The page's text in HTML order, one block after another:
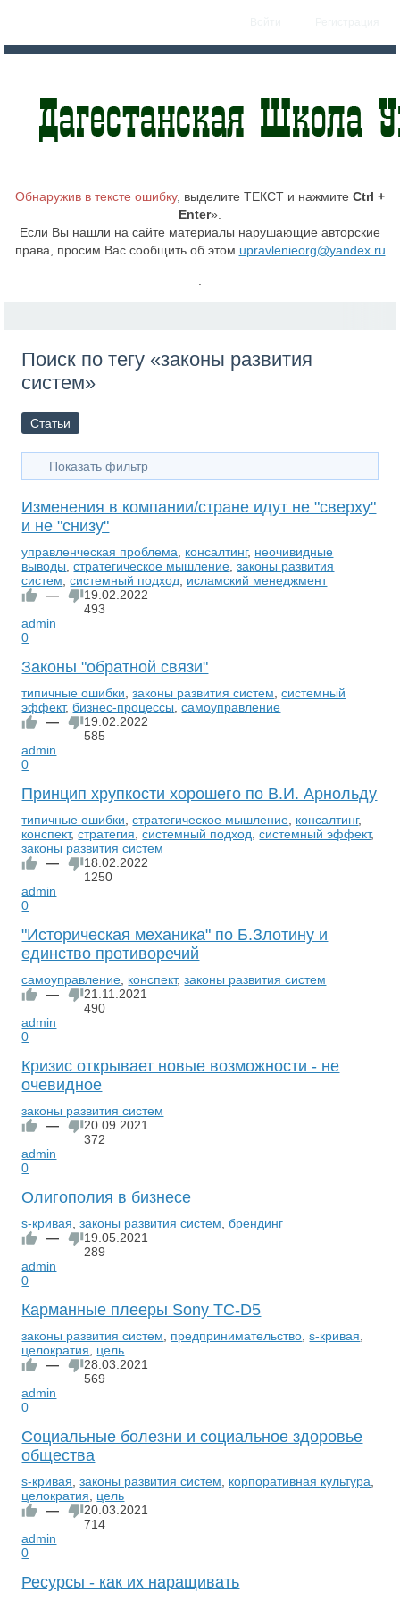
Обнаружив в тексте ошибку, выделите ТЕКСТ и нажмите Ctrl +
Enter».
Если Вы нашли на сайте материалы нарушающие авторские
права, просим Вас сообщить об этом upravlenieorg@yandex.ru
Поиск по тегу «законы развития
систем»
Статьи
Показать фильтр
Изменения в компании/стране идут не "сверху"
и не "снизу"
управленческая проблема консалтинг, неочивидные
выводы ,стратегическое мышление ,законы развития
систем ,системный подход
исламский менеджмент
—
19.02.2022
493
admin
0
Законы "обратной связи"
типичные ошибки ,законы развития систем ,системный
эффект,бизнес-процессы ,самоуправление
—
19.02.2022
585
admin
0
Принцип хрупкости хорошего по В.И. Арнольду
типичные ошибки ,стратегическое мышление консалтинг,
конспект,стратегия ,системный подход ,системный эффект,
законы развития систем
—
18.02.2022
1250
admin
0
"Историческая механика" по Б.Злотину и
единство противоречий
самоуправление конспект,законы развития систем
—
21.11.2021
490
admin
0
Кризис открывает новые возможности - не
очевидное
законы развития систем
—
20.09.2021
372
admin
0
Олигополия в бизнесе
s-кривая ,законы развития систем ,брендинг
—
19.05.2021
289
admin
0
Карманные плееры Sony TC-D5
законы развития систем предпринимательство ,s-кривая
целократия
цель
—
28.03.2021
569
admin
0
Социальные болезни и социальное здоровье
общества
s-кривая ,законы развития систем корпоративная культура
целократия
цель
—
20.03.2021
714
admin
0
Ресурсы - как их наращивать